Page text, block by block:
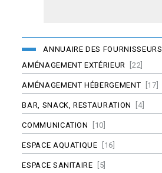
ANNUAIRE DES FOURNISSEURS
AMÉNAGEMENT EXTÉRIEUR [22]
AMÉNAGEMENT HÉBERGEMENT [17]
BAR, SNACK, RESTAURATION [4]
COMMUNICATION [10]
ESPACE AQUATIQUE [16]
ESPACE SANITAIRE [5]